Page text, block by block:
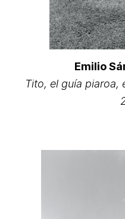
Emilio
Tito, el guía piaroa,